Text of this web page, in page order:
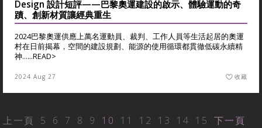
Design 設計短評——巴黎奧運建設的啟示、體驗運動的奇
蹟、創新材質讓經典重生
2024巴黎奧運供應上萬名運動員、裁判、工作人員等生活起居的奧運
村在日前揭幕，空間的建設規劃、能源的使用循環都貫徹低碳永續精
神......READ>
2024 Aug 27 收藏
上一頁 5 6 7 8 9 10 11 12 13 14 15 下一頁